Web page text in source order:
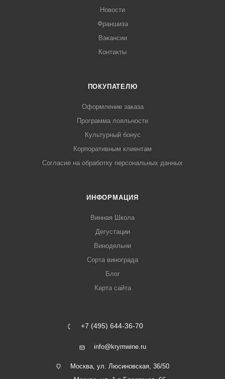
Новости
Франшиза
Вакансии
Контакты
ПОКУПАТЕЛЮ
Оформление заказа
Программа лояльности
Культурный бонус
Корпоративным клиентам
Согласие на обработку персональных данных
ИНФОРМАЦИЯ
Винная Школа
Дегустации
Винодельни
Сорта винограда
Блог
Карта сайта
+7 (495) 644-36-70
info@krymwine.ru
Москва, ул. Люсиновская, 36/50